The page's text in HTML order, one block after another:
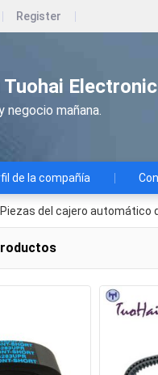
Register
Tuohai
negocio mañana.
de la compañía
del cajero automático